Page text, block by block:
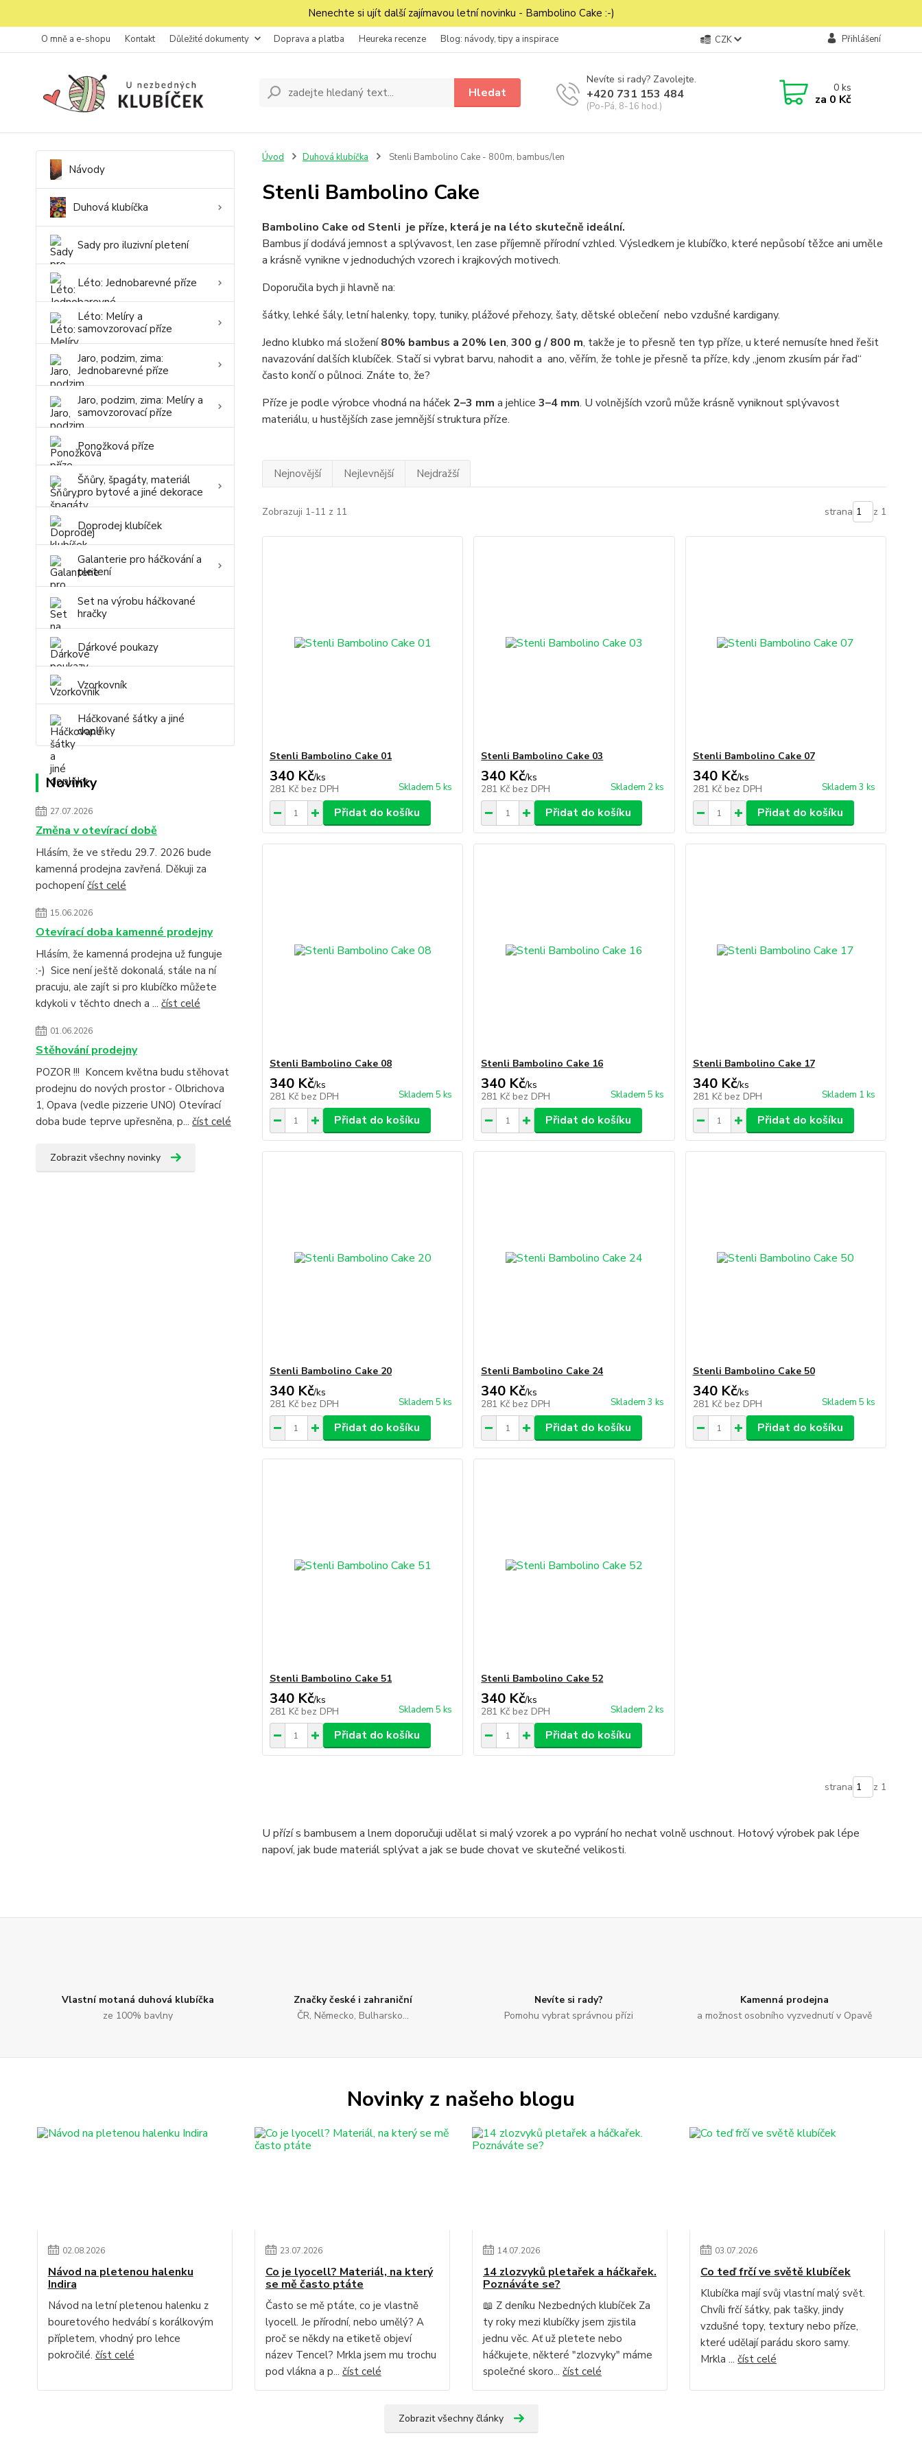
Nenechte si ujít další zajímavou letní novinku - Bambolino Cake :-)
O mně a e-shopu Kontakt Důležité dokumenty Doprava a platba Heureka recenze Blog: návody, tipy a inspirace CZK Přihlášení
Hledat
Nevíte si rady? Zavolejte.
+420 731 153 484
(Po-Pá, 8-16 hod.)
0ks
za 0 Kč
Návody
Duhová klubíčka
Sady pro iluzivní pletení
Léto: Jednobarevné příze
Léto: Melíry a
samovzorovací příze
Jaro, podzim, zima:
Jednobarevné příze
Jaro, podzim, zima: Melíry a
samovzorovací příze
Ponožková příze
Šňůry, špagáty, materiál
pro bytové a jiné dekorace
Doprodej klubíček
Galanterie pro háčkování a
pletení
Set na výrobu háčkované
hračky
Dárkové poukazy
Vzorkovník
Háčkované šátky a jiné
doplňky
Novinky
27.07.2026
Změna v otevírací době
Hlásím, že ve středu 29.7. 2026 bude
kamenná prodejna zavřená. Děkuji za
pochopeníčíst celé
15.06.2026
Otevírací doba kamenné prodejny
Hlásím, že kamenná prodejna už funguje
:-) Sice není ještě dokonalá, stále na ní
pracuju, ale zajít si pro klubíčko můžete
kdykoli v těchto dnech a ... číst celé
01.06.2026
Stěhování prodejny
POZOR !!! Koncem května budu stěhovat
prodejnu do nových prostor - Olbrichova
1, Opava (vedle pizzerie UNO) Otevírací
doba bude teprve upřesněna, p... číst celé
Zobrazit všechny novinky
Úvod Duhová klubíčka Stenli Bambolino Cake - 800m, bambus/len
Stenli Bambolino Cake
Bambolino Cake od Stenli je příze, která je na léto skutečně ideální.
Bambus jí dodává jemnost a splývavost, len zase příjemně přírodní vzhled. Výsledkem je klubíčko, které nepůsobí těžce ani uměle
a krásně vynikne v jednoduchých vzorech i krajkových motivech.
Doporučila bych ji hlavně na:
šátky, lehké šály, letní halenky, topy, tuniky, plážové přehozy, šaty, dětské oblečení nebo vzdušné kardigany.
Jedno klubko má složení80% bambus a 20% len, 300 g / 800 m, takže je to přesně ten typ příze, u které nemusíte hned řešit
navazování dalších klubíček. Stačí si vybrat barvu, nahodit a ano, věřím, že tohle je přesně ta příze, kdy „jenom zkusím pár řad“
často končí o půlnoci. Znáte to, že?
Příze je podle výrobce vhodná na háček2–3 mm a jehlice 3–4 mm. U volnějších vzorů může krásně vyniknout splývavost
materiálu, u hustějších zase jemnější struktura příze.
Nejnovější Nejlevnější Nejdražší
Zobrazuji 1-11 z 11 strana z 1
Stenli Bambolino Cake 01
340 Kč/ks
281 Kč bez DPH Skladem 5 ks
Přidat do košíku
Stenli Bambolino Cake 03
340 Kč/ks
281 Kč bez DPH Skladem 2 ks
Přidat do košíku
Stenli Bambolino Cake 07
340 Kč/ks
281 Kč bez DPH Skladem 3 ks
Přidat do košíku
Stenli Bambolino Cake 08
340 Kč/ks
281 Kč bez DPH Skladem 5 ks
Přidat do košíku
Stenli Bambolino Cake 16
340 Kč/ks
281 Kč bez DPH Skladem 5 ks
Přidat do košíku
Stenli Bambolino Cake 17
340 Kč/ks
281 Kč bez DPH Skladem 1 ks
Přidat do košíku
Stenli Bambolino Cake 20
340 Kč/ks
281 Kč bez DPH Skladem 5 ks
Přidat do košíku
Stenli Bambolino Cake 24
340 Kč/ks
281 Kč bez DPH Skladem 3 ks
Přidat do košíku
Stenli Bambolino Cake 50
340 Kč/ks
281 Kč bez DPH Skladem 5 ks
Přidat do košíku
Stenli Bambolino Cake 51
340 Kč/ks
281 Kč bez DPH Skladem 5 ks
Přidat do košíku
Stenli Bambolino Cake 52
340 Kč/ks
281 Kč bez DPH Skladem 2 ks
Přidat do košíku
strana z 1
U přízí s bambusem a lnem doporučuji udělat si malý vzorek a po vyprání ho nechat volně uschnout. Hotový výrobek pak lépe
napoví, jak bude materiál splývat a jak se bude chovat ve skutečné velikosti.
Vlastní motaná duhová klubíčka
ze 100% bavlny
Značky české i zahraniční
ČR, Německo, Bulharsko...
Nevíte si rady?
Pomohu vybrat správnou přízi
Kamenná prodejna
a možnost osobního vyzvednutí v Opavě
Novinky z našeho blogu
02.08.2026
Návod na pletenou halenku
Indira
Návod na letní pletenou halenku z
bouretového hedvábí s korálkovým
přípletem, vhodný pro lehce
pokročilé. číst celé
23.07.2026
Co je lyocell? Materiál, na který
se mě často ptáte
Často se mě ptáte, co je vlastně
lyocell. Je přírodní, nebo umělý? A
proč se někdy na etiketě objeví
název Tencel? Mrkla jsem mu trochu
pod vlákna a p... číst celé
14.07.2026
14 zlozvyků pletařek a háčkařek.
Poznáváte se?
📖 Z deníku Nezbedných klubíček Za
ty roky mezi klubíčky jsem zjistila
jednu věc. Ať už pletete nebo
háčkujete, některé "zlozvyky" máme
společné skoro... číst celé
03.07.2026
Co teď frčí ve světě klubíček
Klubíčka mají svůj vlastní malý svět.
Chvíli frčí šátky, pak tašky, jindy
vzdušné topy, textury nebo příze,
které udělají parádu skoro samy.
Mrkla ...číst celé
Zobrazit všechny články